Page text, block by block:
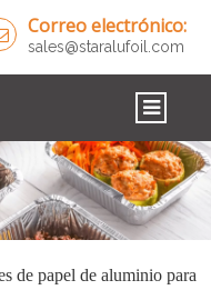
Correo electrónico:
sales@staralufoil.com
de papel de aluminio para